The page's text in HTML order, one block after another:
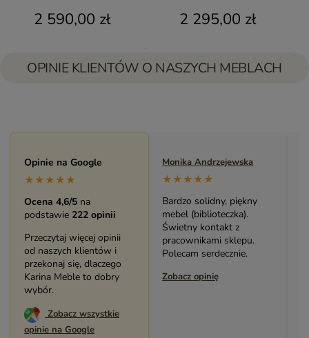
Szufladami
2 590,00 zł
Szuflad
2 295,00 zł
OPINIE KLIENTÓW O NASZYCH MEBLACH
Opinie na Google
★★★★★
Ocena 4,6/5 na
podstawie 222 opinii
Przeczytaj więcej opinii
od naszych klientów i
przekonaj się, dlaczego
Karina Meble to dobry
wybór.
Zobacz wszystkie
opinie na Google
Maryla Maj
★★★★★
Duży i piękny asortyment
sklepu. Miła i pomocna
bardzo mnie cieszy.
Dziękuję. Polecam.
Zobacz opinię
Monika Andrzejewska
★★★★★
Bardzo solidny, piękny
mebel (biblioteczka).
Świetny kontakt z
pracownikami sklepu.
Polecam serdecznie.
Zobacz opinię